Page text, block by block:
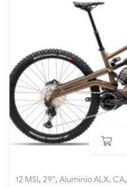
12 MSI, 29", Aluminio ALX, CA,